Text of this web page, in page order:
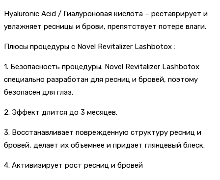
Hyaluronic Acid / Гиалуроновая кислота – реставрирует и
увлажняет ресницы и брови, препятствует потере влаги.
Плюсы процедуры с Novel Revitalizer Lashbotox :
1. Безопасность процедуры. Novel Revitalizer Lashbotox
специально разработан для ресниц и бровей, поэтому
безопасен для глаз.
2. Эффект длится до 3 месяцев.
3. Восстанавливает поврежденную структуру ресниц и
бровей, делает их объемнее и придает глянцевый блеск.
4. Активизирует рост ресниц и бровей